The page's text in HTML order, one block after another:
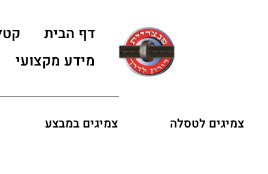
דף הבית
מידע מקצועי
צמיגים לטסלה צמיגים במבצע